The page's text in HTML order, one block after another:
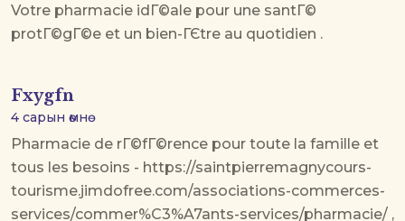
Votre pharmacie idГ©ale pour une santГ©
protГ©gГ©e et un bien-ГЄtre au quotidien .
Fxygfn
4 сарын өмнө
Pharmacie de rГ©fГ©rence pour toute la famille et
tous les besoins - https://saintpierremagnycours-
tourisme.jimdofree.com/associations-commerces-
services/commer%C3%A7ants-services/pharmacie/ ,